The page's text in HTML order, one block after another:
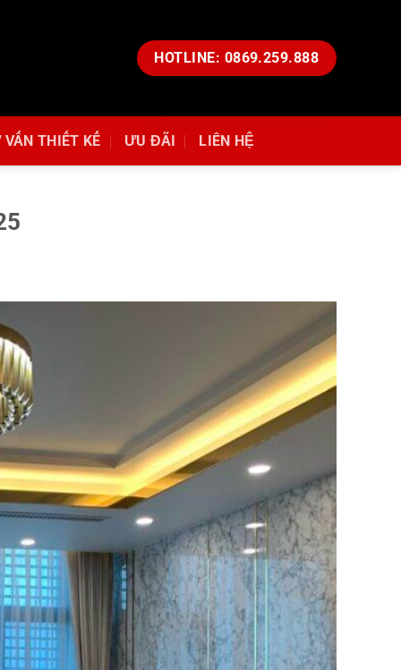
HOTLINE: 0869.259.888
THIẾT KẾ ƯU ĐÃI LIÊN HỆ